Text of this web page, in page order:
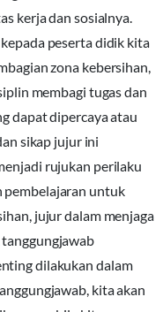
kerja dan sosialnya.
peserta didik kita
zona kebersihan,
membagi tugas dan
dapat dipercaya atau
sikap jujur ini
rujukan perilaku
pembelajaran untuk
jujur dalam menjaga
tanggungjawab
dilakukan dalam
kita akan